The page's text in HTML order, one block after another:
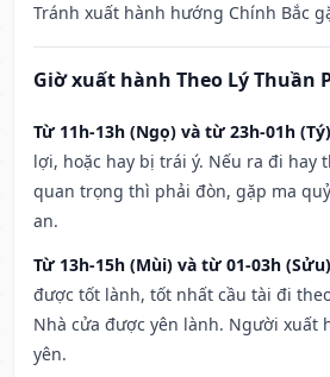
Tránh xuất hành hướng Chính Bắc
Giờ xuất hành Theo Lý Thuần
Từ 11h-13h (Ngọ) và từ 23h-01h (Tý)
lợi, hoặc hay bị trái ý. Nếu ra đi hay
quan trọng thì phải đòn, gặp ma
an.
Từ 13h-15h (Mùi) và từ 01-03h (Sửu)
được tốt lành, tốt nhất cầu tài đi
Nhà cửa được yên lành. Người xuất
yên.